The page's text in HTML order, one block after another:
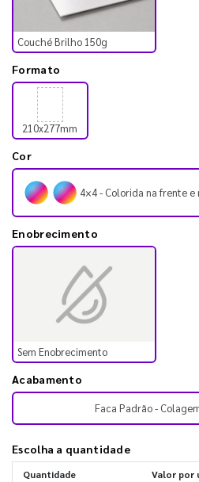
Couché Brilho 150g
Formato
210x277mm
Cor
4×4 - Colorida na frente e
Enobrecimento
Sem Enobrecimento
Acabamento
Faca Padrão -
Escolha a quantidade
Quantidade Valor por